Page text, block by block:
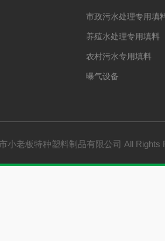
市政污水处理专用填
养殖水处理专用填料
农村污水专用填料
曝气设备
小老板特种塑料制品有限公司 All